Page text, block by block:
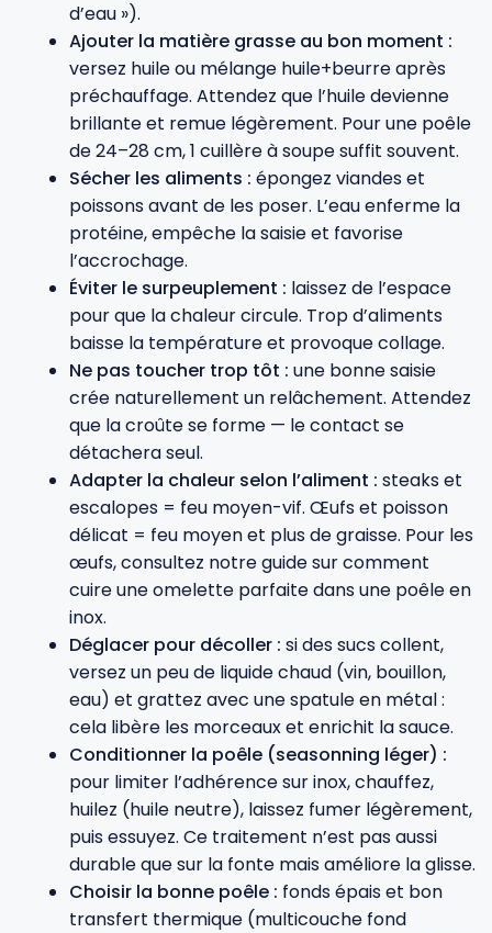
d’eau »).
Ajouter la matière grasse au bon moment :
versez huile ou mélange huile+beurre après
préchauffage. Attendez que l’huile devienne
brillante et remue légèrement. Pour une poêle
de 24–28 cm, 1 cuillère à soupe suffit souvent.
Sécher les aliments : épongez viandes et
poissons avant de les poser. L’eau enferme la
protéine, empêche la saisie et favorise
l’accrochage.
Éviter le surpeuplement : laissez de l’espace
pour que la chaleur circule. Trop d’aliments
baisse la température et provoque collage.
Ne pas toucher trop tôt : une bonne saisie
crée naturellement un relâchement. Attendez
que la croûte se forme — le contact se
détachera seul.
Adapter la chaleur selon l’aliment : steaks et
escalopes = feu moyen-vif. Œufs et poisson
délicat = feu moyen et plus de graisse. Pour les
œufs, consultez notre guide surcomment
cuire une omelette parfaite dans une poêle en
inox.
Déglacer pour décoller : si des sucs collent,
versez un peu de liquide chaud (vin, bouillon,
eau) et grattez avec une spatule en métal :
cela libère les morceaux et enrichit la sauce.
Conditionner la poêle (seasonning léger) :
pour limiter l’adhérence sur inox, chauffez,
huilez (huile neutre), laissez fumer légèrement,
puis essuyez. Ce traitement n’est pas aussi
durable que sur la fonte mais améliore la glisse.
Choisir la bonne poêle : fonds épais et bon
transfert thermique (multicouche fond